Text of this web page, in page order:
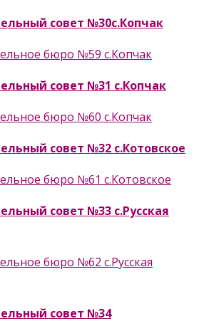
совет №30с.Копчак
бюро №59 с.Копчак
совет №31 с.Копчак
бюро №60 с.Копчак
совет №32 с.Котовское
бюро №61 с.Котовское
совет №33 с.Русская
бюро №62 с.Русская
совет №34